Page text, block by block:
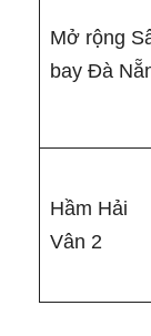
Mở rộng
bay Đà
Hầm Hải
Vân 2